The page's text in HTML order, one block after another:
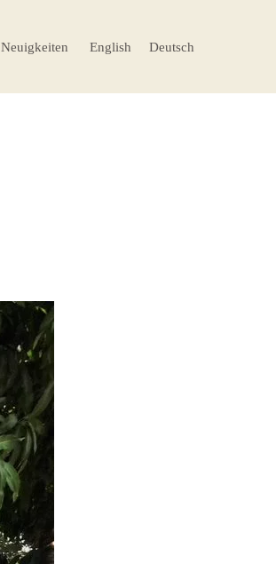
Neuigkeiten English Deutsch